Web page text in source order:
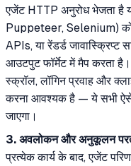
एजेंट HTTP अनुरोध भेजता है
Puppeteer, Selenium)
APIs, या रेंडर्ड जावास्क्रिप्ट
आउटपुट फॉर्मेट में मैप करता है।
स्क्रॉल, लॉगिन प्रवाह और
करना आवश्यक है — ये सभी ऐसे
जाएगा।
3. अवलोकन और अनुकूलन
प्रत्येक कार्य के बाद, एजेंट